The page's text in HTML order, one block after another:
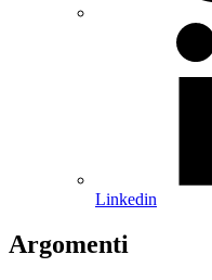
Linkedin
Argomenti